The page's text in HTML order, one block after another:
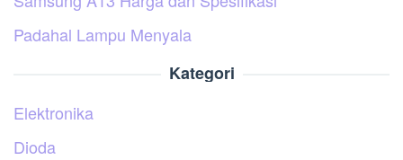
Padahal Lampu Menyala
Kategori
Elektronika
Dioda